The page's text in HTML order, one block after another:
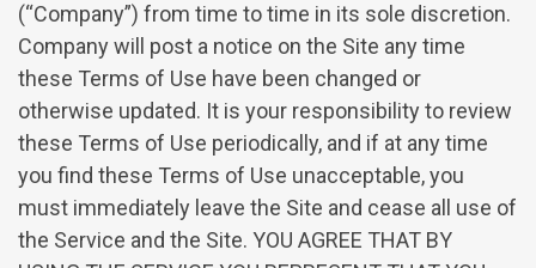
(“Company”) from time to time in its sole discretion.
Company will post a notice on the Site any time
these Terms of Use have been changed or
otherwise updated. It is your responsibility to review
these Terms of Use periodically, and if at any time
you find these Terms of Use unacceptable, you
must immediately leave the Site and cease all use of
the Service and the Site. YOU AGREE THAT BY